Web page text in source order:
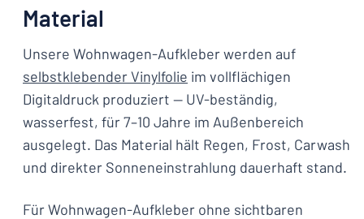
Material
Unsere Wohnwagen-Aufkleber werden auf
selbstklebender Vinylfolie im vollflächigen
Digitaldruck produziert — UV-beständig,
wasserfest, für 7–10 Jahre im Außenbereich
ausgelegt. Das Material hält Regen, Frost, Carwash
und direkter Sonneneinstrahlung dauerhaft stand.
Für Wohnwagen-Aufkleber ohne sichtbaren